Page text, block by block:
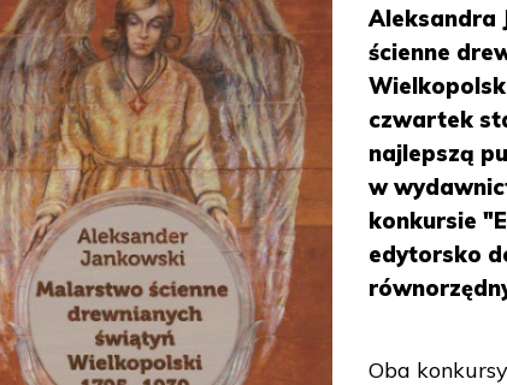
Aleksandra
ścienne
czwartek
najlepszą
w
konkursie
edytorsko
Oba